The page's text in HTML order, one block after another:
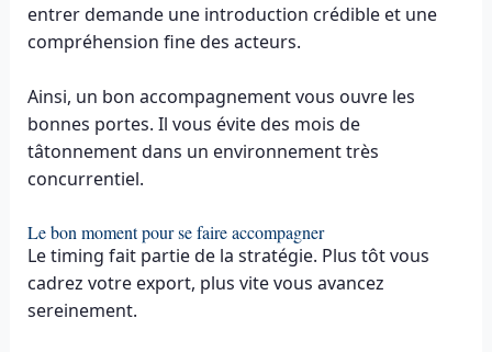
entrer demande une introduction crédible et une
compréhension fine des acteurs.
Ainsi, un bon accompagnement vous ouvre les
bonnes portes. Il vous évite des mois de
tâtonnement dans un environnement très
concurrentiel.
Le bon moment pour se faire accompagner
Le timing fait partie de la stratégie. Plus tôt vous
cadrez votre export, plus vite vous avancez
sereinement.